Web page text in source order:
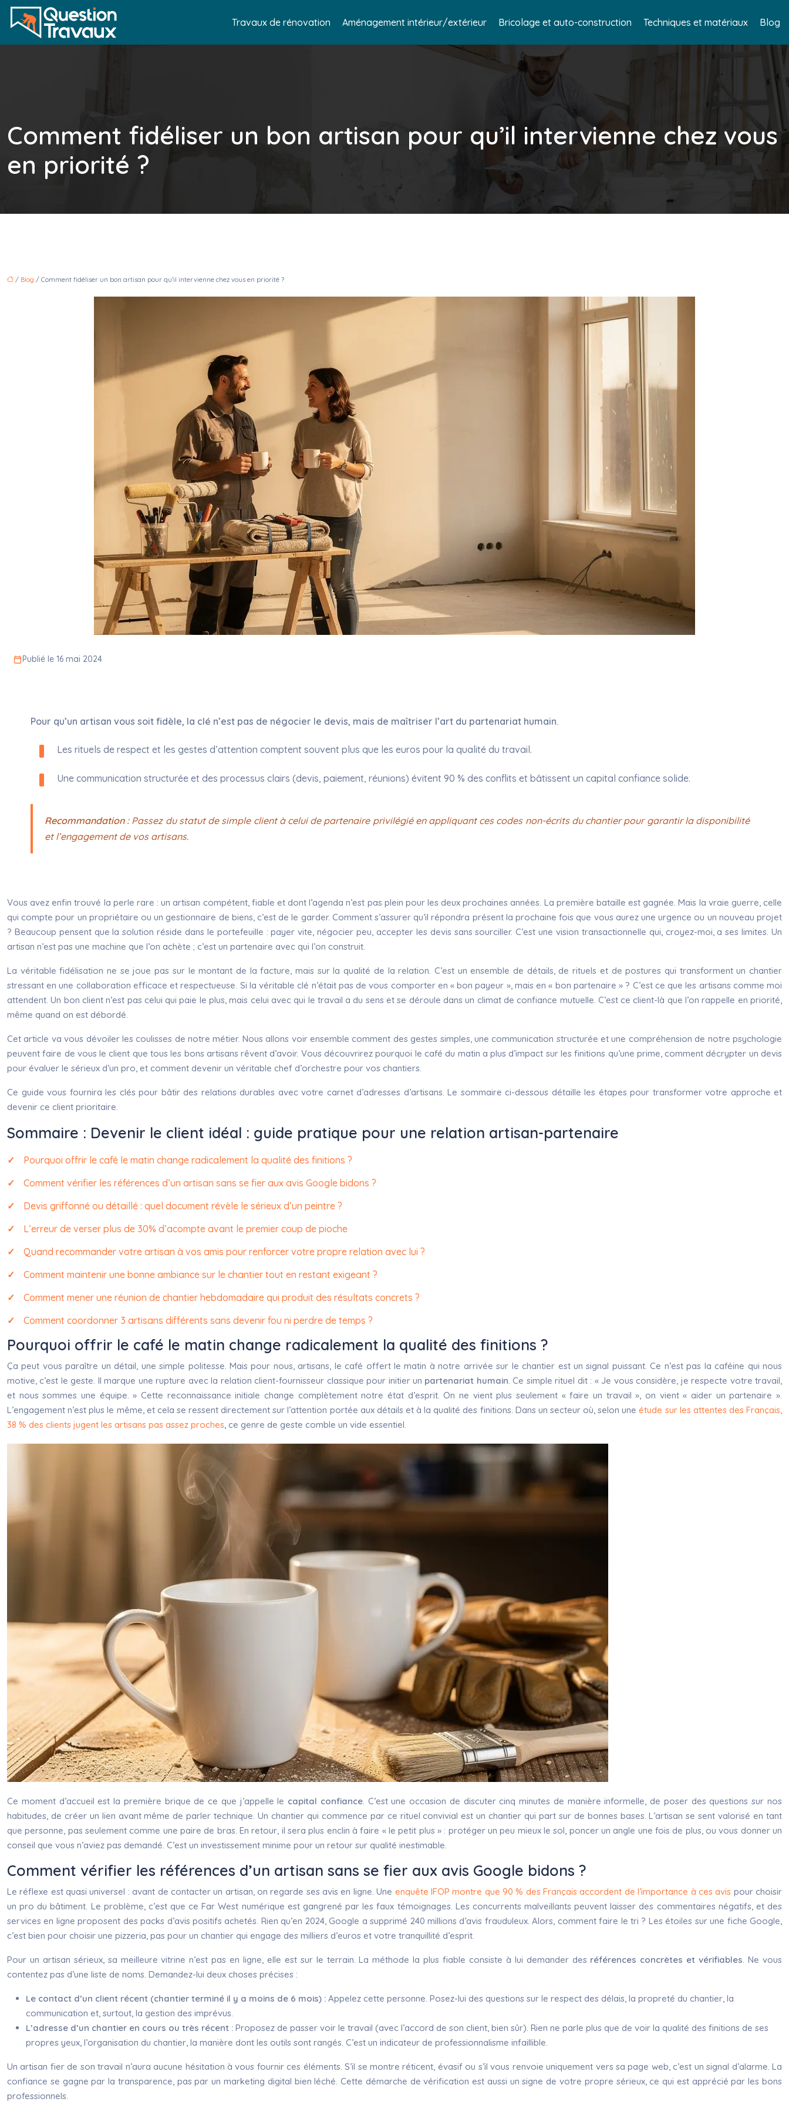
Travaux de rénovation Aménagement intérieur/extérieur Bricolage et auto-construction Techniques et matériaux Blog
Comment fidéliser un bon artisan pour qu’il intervienne chez vous
en priorité ?
/ Blog / Comment fidéliser un bon artisan pour qu’il intervienne chez vous en priorité ?
Publié le 16 mai 2024
Pour qu’un artisan vous soit fidèle, la clé n’est pas de négocier le devis, mais de maîtriser l’art du partenariat humain.
Les rituels de respect et les gestes d’attention comptent souvent plus que les euros pour la qualité du travail.
Une communication structurée et des processus clairs (devis, paiement, réunions) évitent 90 % des conflits et bâtissent un capital confiance solide.
Recommandation :Passez du statut de simple client à celui de partenaire privilégié en appliquant ces codes non-écrits du chantier pour garantir la disponibilité
et l’engagement de vos artisans.
Vous avez enfin trouvé la perle rare : un artisan compétent, fiable et dont l’agenda n’est pas plein pour les deux prochaines années. La première bataille est gagnée. Mais la vraie guerre, celle
qui compte pour un propriétaire ou un gestionnaire de biens, c’est de le garder. Comment s’assurer qu’il répondra présent la prochaine fois que vous aurez une urgence ou un nouveau projet
? Beaucoup pensent que la solution réside dans le portefeuille : payer vite, négocier peu, accepter les devis sans sourciller. C’est une vision transactionnelle qui, croyez-moi, a ses limites. Un
artisan n’est pas une machine que l’on achète ; c’est un partenaire avec qui l’on construit.
La véritable fidélisation ne se joue pas sur le montant de la facture, mais sur la qualité de la relation. C’est un ensemble de détails, de rituels et de postures qui transforment un chantier
stressant en une collaboration efficace et respectueuse. Si la véritable clé n’était pas de vous comporter en « bon payeur », mais en « bon partenaire » ? C’est ce que les artisans comme moi
attendent. Un bon client n’est pas celui qui paie le plus, mais celui avec qui le travail a du sens et se déroule dans un climat de confiance mutuelle. C’est ce client-là que l’on rappelle en priorité,
même quand on est débordé.
Cet article va vous dévoiler les coulisses de notre métier. Nous allons voir ensemble comment des gestes simples, une communication structurée et une compréhension de notre psychologie
peuvent faire de vous le client que tous les bons artisans rêvent d’avoir. Vous découvrirez pourquoi le café du matin a plus d’impact sur les finitions qu’une prime, comment décrypter un devis
pour évaluer le sérieux d’un pro, et comment devenir un véritable chef d’orchestre pour vos chantiers.
Ce guide vous fournira les clés pour bâtir des relations durables avec votre carnet d’adresses d’artisans. Le sommaire ci-dessous détaille les étapes pour transformer votre approche et
devenir ce client prioritaire.
Sommaire : Devenir le client idéal : guide pratique pour une relation artisan-partenaire
Pourquoi offrir le café le matin change radicalement la qualité des finitions ?
Comment vérifier les références d’un artisan sans se fier aux avis Google bidons ?
Devis griffonné ou détaillé : quel document révèle le sérieux d’un peintre ?
L’erreur de verser plus de 30% d’acompte avant le premier coup de pioche
Quand recommander votre artisan à vos amis pour renforcer votre propre relation avec lui ?
Comment maintenir une bonne ambiance sur le chantier tout en restant exigeant ?
Comment mener une réunion de chantier hebdomadaire qui produit des résultats concrets ?
Comment coordonner 3 artisans différents sans devenir fou ni perdre de temps ?
Pourquoi offrir le café le matin change radicalement la qualité des finitions ?
Ça peut vous paraître un détail, une simple politesse. Mais pour nous, artisans, le café offert le matin à notre arrivée sur le chantier est un signal puissant. Ce n’est pas la caféine qui nous
motive, c’est le geste. Il marque une rupture avec la relation client-fournisseur classique pour initier un partenariat humain. Ce simple rituel dit : « Je vous considère, je respecte votre travail,
et nous sommes une équipe. » Cette reconnaissance initiale change complètement notre état d’esprit. On ne vient plus seulement « faire un travail », on vient « aider un partenaire ».
L’engagement n’est plus le même, et cela se ressent directement sur l’attention portée aux détails et à la qualité des finitions. Dans un secteur où, selon uneétude sur les attentes des Français,
38 % des clients jugent les artisans pas assez proches, ce genre de geste comble un vide essentiel.
Ce moment d’accueil est la première brique de ce que j’appelle le capital confiance. C’est une occasion de discuter cinq minutes de manière informelle, de poser des questions sur nos
habitudes, de créer un lien avant même de parler technique. Un chantier qui commence par ce rituel convivial est un chantier qui part sur de bonnes bases. L’artisan se sent valorisé en tant
que personne, pas seulement comme une paire de bras. En retour, il sera plus enclin à faire « le petit plus » : protéger un peu mieux le sol, poncer un angle une fois de plus, ou vous donner un
conseil que vous n’aviez pas demandé. C’est un investissement minime pour un retour sur qualité inestimable.
Comment vérifier les références d’un artisan sans se fier aux avis Google bidons ?
Le réflexe est quasi universel : avant de contacter un artisan, on regarde ses avis en ligne. Une enquête IFOP montre que 90 % des Français accordent de l’importance à ces avis pour choisir
un pro du bâtiment. Le problème, c’est que ce Far West numérique est gangrené par les faux témoignages. Les concurrents malveillants peuvent laisser des commentaires négatifs, et des
services en ligne proposent des packs d’avis positifs achetés. Rien qu’en 2024, Google a supprimé 240 millions d’avis frauduleux. Alors, comment faire le tri ? Les étoiles sur une fiche Google,
c’est bien pour choisir une pizzeria, pas pour un chantier qui engage des milliers d’euros et votre tranquillité d’esprit.
Pour un artisan sérieux, sa meilleure vitrine n’est pas en ligne, elle est sur le terrain. La méthode la plus fiable consiste à lui demander des références concrètes et vérifiables. Ne vous
contentez pas d’une liste de noms. Demandez-lui deux choses précises :
Le contact d’un client récent (chantier terminé il y a moins de 6 mois) : Appelez cette personne. Posez-lui des questions sur le respect des délais, la propreté du chantier, la
communication et, surtout, la gestion des imprévus.
L’adresse d’un chantier en cours ou très récent : Proposez de passer voir le travail (avec l’accord de son client, bien sûr). Rien ne parle plus que de voir la qualité des finitions de ses
propres yeux, l’organisation du chantier, la manière dont les outils sont rangés. C’est un indicateur de professionnalisme infaillible.
Un artisan fier de son travail n’aura aucune hésitation à vous fournir ces éléments. S’il se montre réticent, évasif ou s’il vous renvoie uniquement vers sa page web, c’est un signal d’alarme. La
confiance se gagne par la transparence, pas par un marketing digital bien léché. Cette démarche de vérification est aussi un signe de votre propre sérieux, ce qui est apprécié par les bons
professionnels.